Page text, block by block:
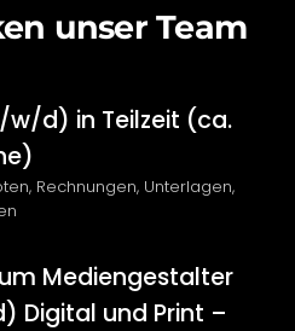
unser Team
d) in Teilzeit (ca.
Rechnungen, Unterlagen,
Mediengestalter
Digital und Print –